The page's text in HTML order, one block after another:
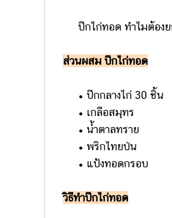
ปีกไก่ทอด ทำไมต้องย
ส่วนผสม ปีกไก่ทอด
• ปีกกลางไก่ 30 ชิ้น
• เกลือสมุทร
• น้ำตาลทราย
• พริกไทยป่น
• แป้งทอดกรอบ
วิธีทำปีกไก่ทอด